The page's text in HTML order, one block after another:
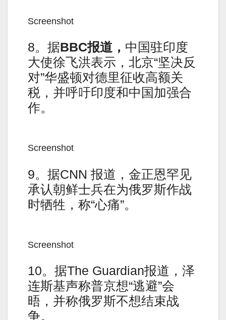
Screenshot
8。据BBC报道， 中国驻印度
大使徐飞洪表示，北京“坚决反
对”华盛顿对德里征收高额关
税，并呼吁印度和中国加强合
作。
Screenshot
9。据CNN 报道，金正恩罕见
承认朝鲜士兵在为俄罗斯作战
时牺牲，称“心痛”。
Screenshot
10。据The Guardian报道，泽
连斯基声称普京想“逃避”会
晤，并称俄罗斯不想结束战
争。